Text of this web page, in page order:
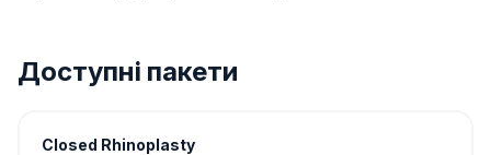
Доступні пакети
Closed Rhinoplasty